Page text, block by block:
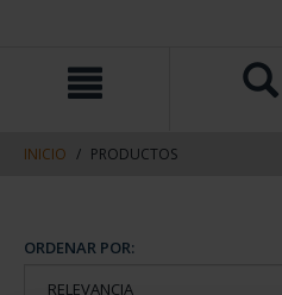
contenido
navegacin
INICIO PRODUCTOS